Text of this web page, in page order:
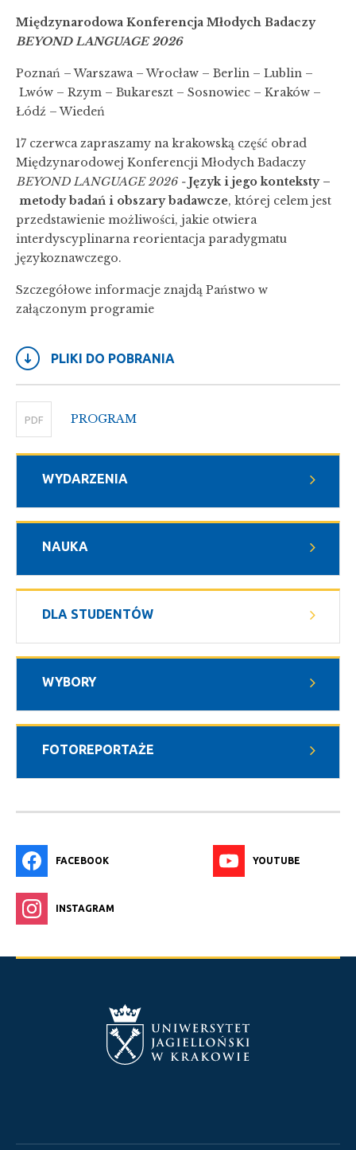
WYDARZENIA
NAUKA
DLA STUDENTÓW
WYBORY
FOTOREPORTAŻE
FACEBOOK YOUTUBE
INSTAGRAM
Międzynarodowa Konferencja Młodych Badaczy
BEYOND LANGUAGE 2026
Poznań – Warszawa – Wrocław – Berlin – Lublin –
Lwów – Rzym – Bukareszt – Sosnowiec – Kraków –
Łódź – Wiedeń
17 czerwca zapraszamy na krakowską część obrad
Międzynarodowej Konferencji Młodych Badaczy
BEYOND LANGUAGE 2026 -Język i jego konteksty –
metody badań i obszary badawcze, której celem jest
przedstawienie możliwości, jakie otwiera
interdyscyplinarna reorientacja paradygmatu
językoznawczego.
Szczegółowe informacje znajdą Państwo w
załączonym programie
PLIKI DO POBRANIA
PDF PROGRAM